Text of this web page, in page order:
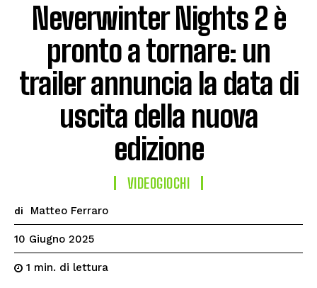
Neverwinter Nights 2 è
pronto a tornare: un
trailer annuncia la data di
uscita della nuova
edizione
VIDEOGIOCHI
di Matteo Ferraro
10 Giugno 2025
1 min. di lettura